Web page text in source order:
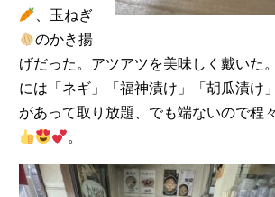
、玉ねぎ
のかき揚
げだった。アツアツを美味しく戴いた
には「ネギ」「福神漬け」「胡瓜漬け
があって取り放題、でも端ないので程
。